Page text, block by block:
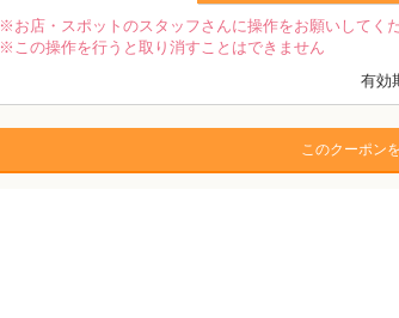
※お店・スポットのスタッフさんに操作をお願いしてく
※この操作を行うと取り消すことはできません
有効
このクーポン